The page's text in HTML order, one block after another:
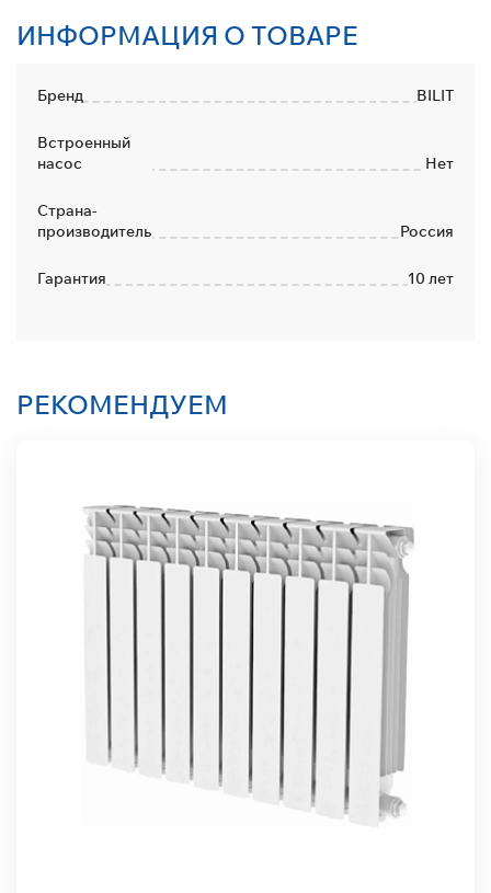
ИНФОРМАЦИЯ О ТОВАРЕ
Бренд BILIT
Встроенный
насос
Нет
Страна-
производитель
Россия
Гарантия 10 лет
РЕКОМЕНДУЕМ